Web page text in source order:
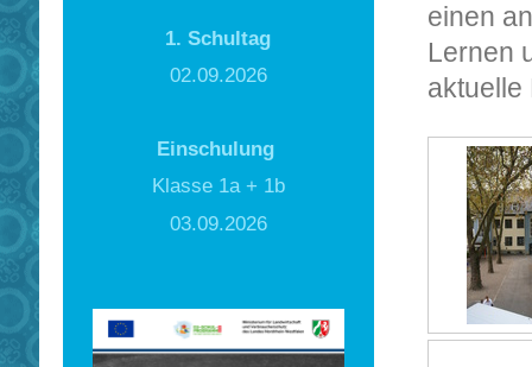
einen
Lernen
aktuelle
1. Schultag
02.09.2026
Einschulung
Klasse 1a + 1b
03.09.2026